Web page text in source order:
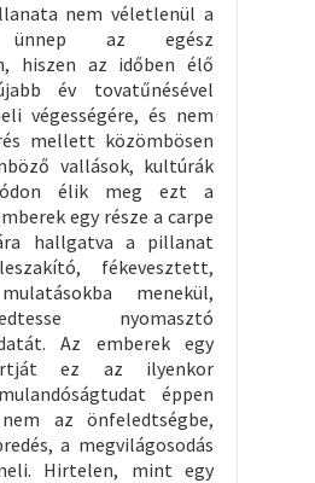
nem véletlenül a
ünnep az egész
hiszen az időben élő
év tovatűnésével
végességére, és nem
mellett közömbösen
vallások, kultúrák
élik meg ezt a
egy része a carpe
hallgatva a pillanat
fékevesztett,
menekül,
nyomasztó
Az emberek egy
ez az ilyenkor
éppen
az önfeledtségbe,
a megvilágosodás
Hirtelen, mint egy